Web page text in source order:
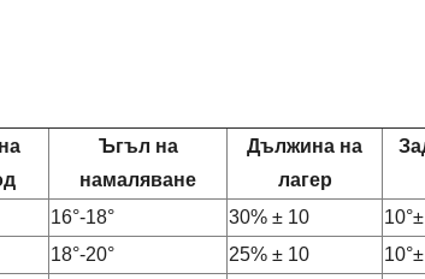
Ъгъл на
намаляване
Дължина на
лагер
16°-18° 30% ± 10
18°-20° 25% ± 10